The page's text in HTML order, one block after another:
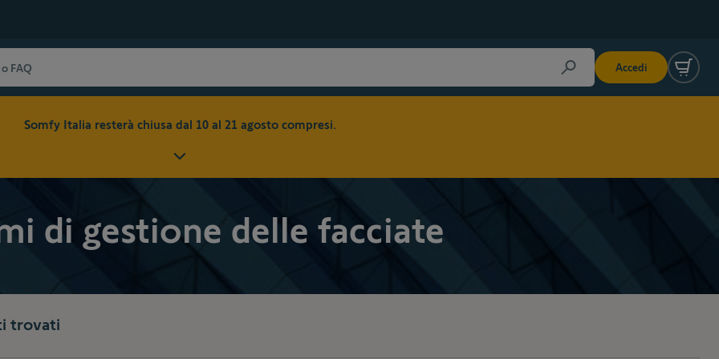
Accedi
Somfy Italia resterà chiusa dal 10 al 21 agosto compresi.
di gestione delle facciate
trovati